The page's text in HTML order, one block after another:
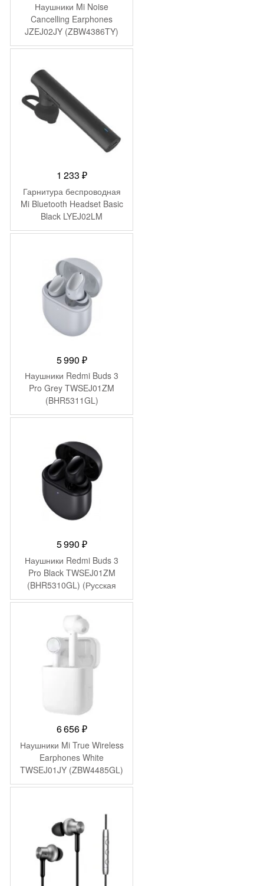
Наушники Mi Noise
Cancelling Earphones
JZEJ02JY (ZBW4386TY)
1 233 ₽
Гарнитура беспроводная
Mi Bluetooth Headset Basic
Black LYEJ02LM
(ZBW4412GL)
5 990 ₽
Наушники Redmi Buds 3
Pro Grey TWSEJ01ZM
(BHR5311GL)
5 990 ₽
Наушники Redmi Buds 3
Pro Black TWSEJ01ZM
(BHR5310GL) (Русская
версия)
6 656₽
Наушники Mi True Wireless
Earphones White
TWSEJ01JY (ZBW4485GL)